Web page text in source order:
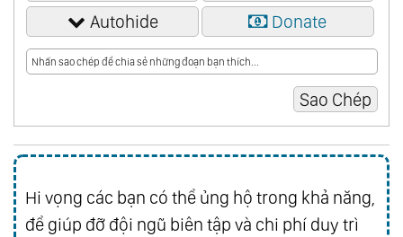
Autohide
Donate
Hi vọng các bạn có thể ủng hộ trong khả năng,
để giúp đỡ đội ngũ biên tập và chi phí duy trì